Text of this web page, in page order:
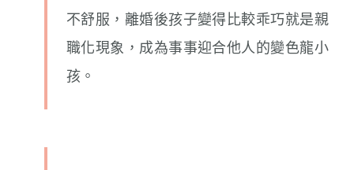
不舒服，離婚後孩子變得比較乖巧就是親
職化現象，成為事事迎合他人的變色龍小
孩。